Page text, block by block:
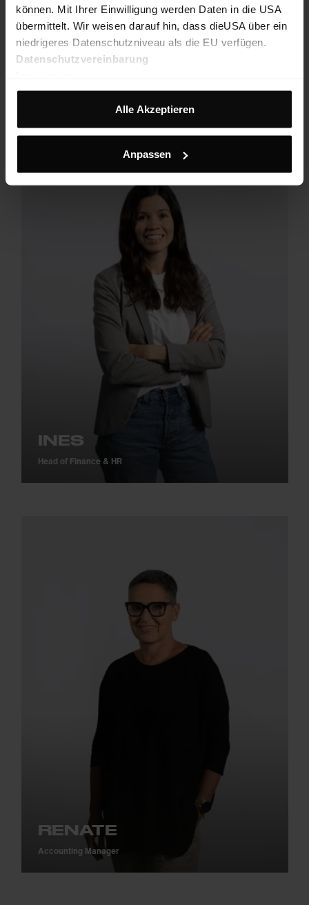
können. Mit Ihrer Einwilligung werden Daten in die USA
übermittelt. Wir weisen darauf hin, dass dieUSA über ein
niedrigeres Datenschutzniveau als die EU verfügen.
Datenschutzvereinbarung
Alle Akzeptieren
Anpassen
TIM
Social Media Manager
FINANZEN & PERSONAL
INES
Head of Finance & HR
RENATE
Accounting Manager